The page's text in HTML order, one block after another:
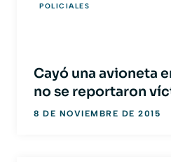
POLICIALES
Cayó una avioneta
no se reportaron
8 DE NOVIEMBRE DE 2015